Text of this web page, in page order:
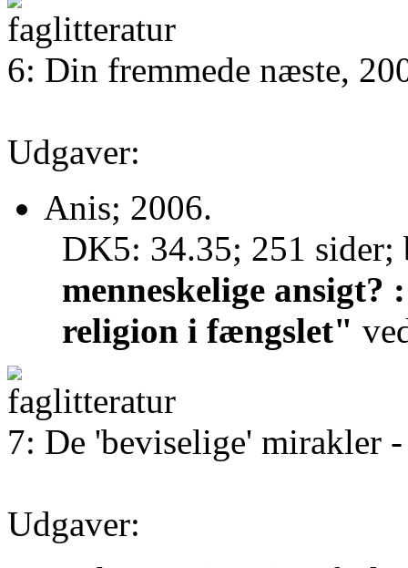
6: Din fremmede næste,
Udgaver:
Anis; 2006.
DK5: 34.35; 251
menneskelige ansigt?
religion i fængslet"
7: De 'beviselige' mirakler
Udgaver: